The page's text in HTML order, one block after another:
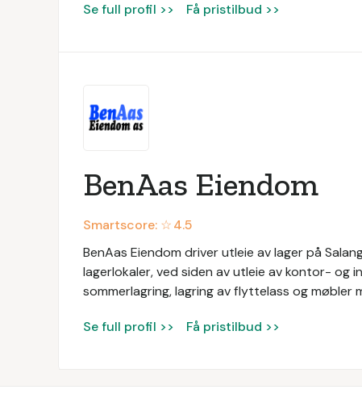
Se full profil >> Få pristilbud >>
BenAas Eiendom
Smartscore: ☆4.5
BenAas Eiendom driver utleie av lager på
lagerlokaler, ved siden av utleie av kontor- og
sommerlagring, lagring av flyttelass og møbler
Se full profil >> Få pristilbud >>